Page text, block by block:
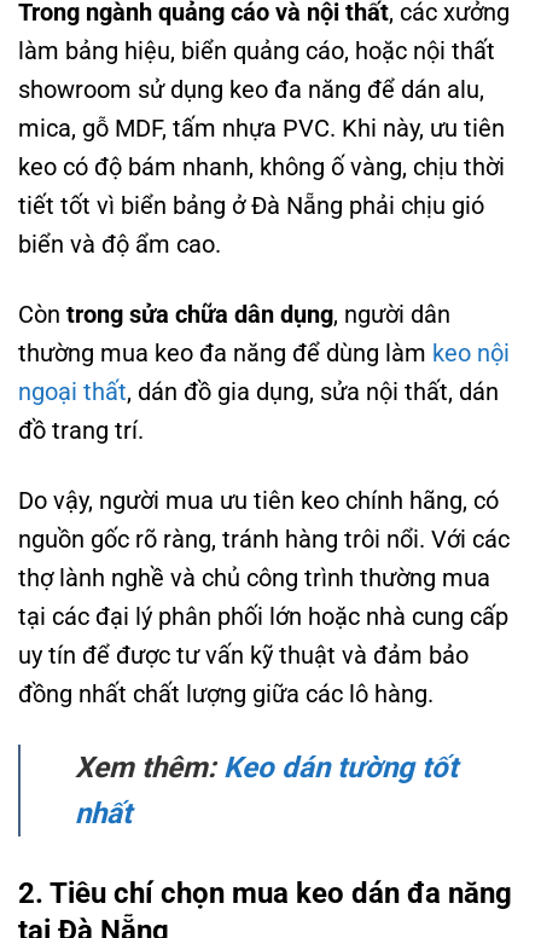
Trong ngành quảng cáo và nội thất, các xưởng
làm bảng hiệu, biển quảng cáo, hoặc nội thất
showroom sử dụng keo đa năng để dán alu,
mica, gỗ MDF, tấm nhựa PVC. Khi này, ưu tiên
keo có độ bám nhanh, không ố vàng, chịu thời
tiết tốt vì biển bảng ở Đà Nẵng phải chịu gió
biển và độ ẩm cao.
Còn trong sửa chữa dân dụng, người dân
thường mua keo đa năng để dùng làm keo nội
ngoại thất, dán đồ gia dụng, sửa nội thất, dán
đồ trang trí.
Do vậy, người mua ưu tiên keo chính hãng, có
nguồn gốc rõ ràng, tránh hàng trôi nổi. Với các
thợ lành nghề và chủ công trình thường mua
tại các đại lý phân phối lớn hoặc nhà cung cấp
uy tín để được tư vấn kỹ thuật và đảm bảo
đồng nhất chất lượng giữa các lô hàng.
Xem thêm: Keo dán tường tốt
nhất
2. Tiêu chí chọn mua keo dán đa năng
tại Đà Nẵng